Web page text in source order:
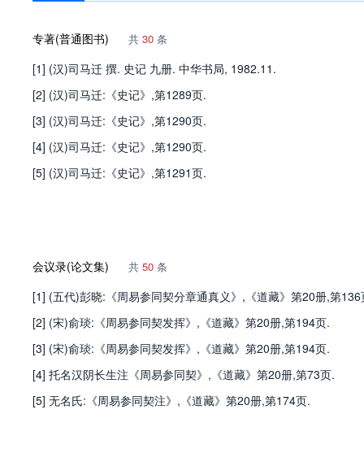
专著(普通图书) 共 30 条
[1] (汉)司马迁 撰. 史记 九册. 中华书局, 1982.11.
[2] (汉)司马迁:《史记》,第1289页.
[3] (汉)司马迁:《史记》,第1290页.
[4] (汉)司马迁:《史记》,第1290页.
[5] (汉)司马迁:《史记》,第1291页.
会议录(论文集) 共 50 条
[1] (五代)彭晓:《周易参同契分章通真义》,《道藏》第20册,第136
[2] (宋)俞琰:《周易参同契发挥》,《道藏》第20册,第194页.
[3] (宋)俞琰:《周易参同契发挥》,《道藏》第20册,第194页.
[4] 托名汉阴长生注《周易参同契》,《道藏》第20册,第73页.
[5] 无名氏:《周易参同契注》,《道藏》第20册,第174页.